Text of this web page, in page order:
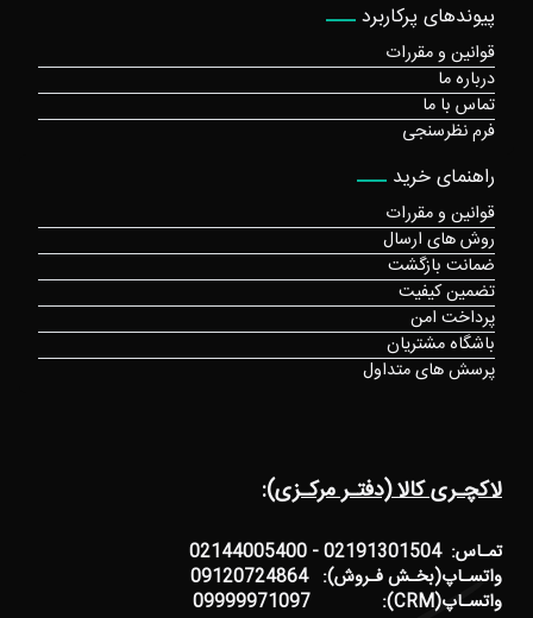
لاکچـری کالا (دفتـر مرکـزی):
تمـاس: 02191301504 - 02144005400
واتسـاپ(بخـش فـروش): 09120724864
واتسـاپ(CRM): 09999971097
پیوندهای پرکاربرد
قوانین و مقررات
درباره ما
تماس با ما
فرم نظرسنجی
راهنمای خرید
قوانین و مقررات
روش های ارسال
ضمانت بازگشت
تضمین کیفیت
پرداخت امن
باشگاه مشتریان
پرسش های متداول